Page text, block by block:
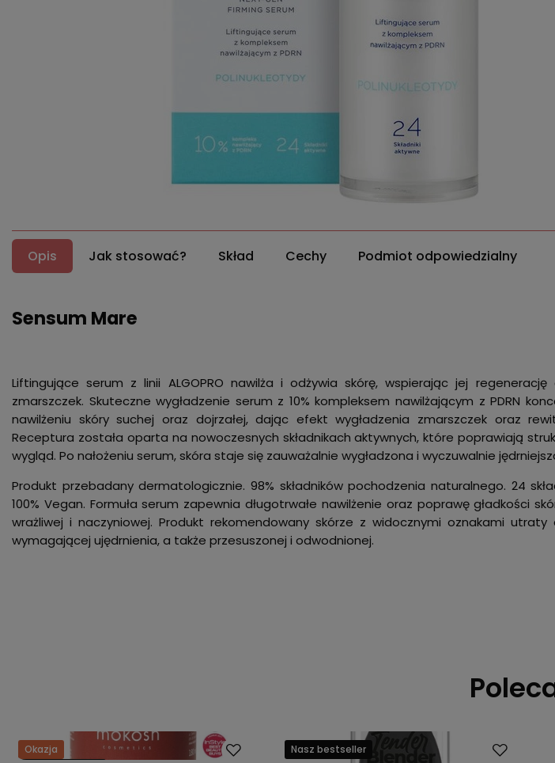
Opis Jak stosować? Skład Cechy Podmiot odpowiedzialny
Sensum Mare
Liftingujące serum z linii ALGOPRO nawilża i odżywia skórę, wspierając jej regenerację
zmarszczek. Skuteczne wygładzenie serum z 10% kompleksem nawilżającym z PDRN
nawilżeniu skóry suchej oraz dojrzałej, dając efekt wygładzenia zmarszczek oraz
Receptura została oparta na nowoczesnych składnikach aktywnych, które poprawiają
wygląd. Po nałożeniu serum, skóra staje się zauważalnie wygładzona i wyczuwalnie
Produkt przebadany dermatologicznie. 98% składników pochodzenia naturalnego. 24
100% Vegan. Formuła serum zapewnia długotrwałe nawilżenie oraz poprawę gładkości
wrażliwej i naczyniowej. Produkt rekomendowany skórze z widocznymi oznakami utraty
wymagającej ujędrnienia, a także przesuszonej i odwodnionej.
Okazja
Nasz bestseller